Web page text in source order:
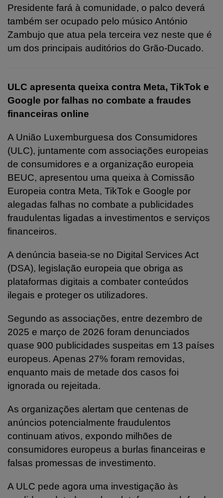
Presidente fará à comunidade, o palco deverá
também ser ocupado pelo músico António
Zambujo que atua pela terceira vez neste que é
um dos principais auditórios do Grão-Ducado.
ULC apresenta queixa contra Meta, TikTok e
Google por falhas no combate a fraudes
financeiras online
A União Luxemburguesa dos Consumidores
(ULC), juntamente com associações europeias
de consumidores e a organização europeia
BEUC, apresentou uma queixa à Comissão
Europeia contra Meta, TikTok e Google por
alegadas falhas no combate a publicidades
fraudulentas ligadas a investimentos e serviços
financeiros.
A denúncia baseia-se no Digital Services Act
(DSA), legislação europeia que obriga as
plataformas digitais a combater conteúdos
ilegais e proteger os utilizadores.
Segundo as associações, entre dezembro de
2025 e março de 2026 foram denunciados
quase 900 publicidades suspeitas em 13 países
europeus. Apenas 27% foram removidas,
enquanto mais de metade dos casos foi
ignorada ou rejeitada.
As organizações alertam que centenas de
anúncios potencialmente fraudulentos
continuam ativos, expondo milhões de
consumidores europeus a burlas financeiras e
falsas promessas de investimento.
A ULC pede agora uma investigação às